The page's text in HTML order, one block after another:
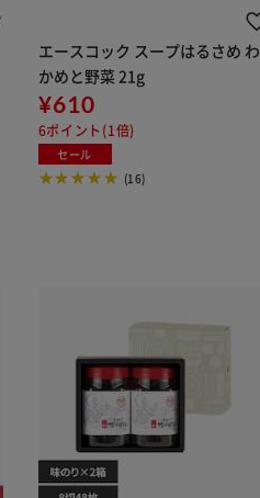
エースコック スープはるさめ わ
かめと野菜 21g
¥610
6ポイント(1倍)
セール
(16)